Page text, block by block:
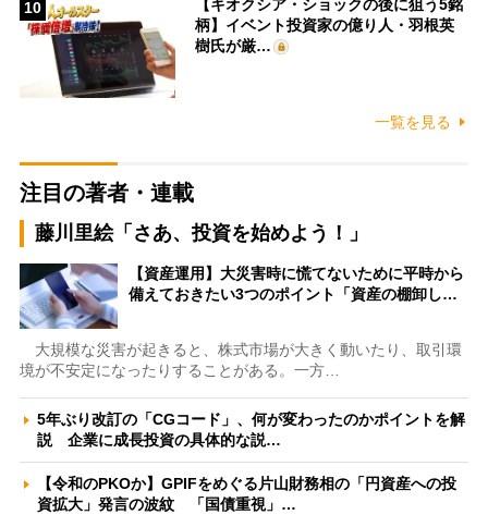
10
【キオクシア・ショックの後に狙う5銘
柄】イベント投資家の億り人・羽根英
樹氏が厳…
一覧を見る
注目の著者・連載
藤川里絵「さあ、投資を始めよう！」
【資産運用】大災害時に慌てないために平時から
備えておきたい3つのポイント「資産の棚卸し…
大規模な災害が起きると、株式市場が大きく動いたり、取引環
境が不安定になったりすることがある。一方…
5年ぶり改訂の「CGコード」、何が変わったのかポイントを解
説 企業に成長投資の具体的な説…
【令和のPKOか】GPIFをめぐる片山財務相の「円資産への投
資拡大」発言の波紋 「国債重視」…